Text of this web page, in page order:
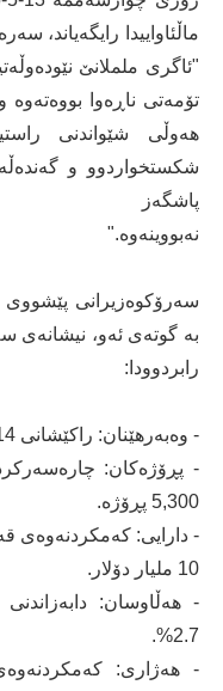
ماڵئاواییدا
"ئاگری ململانێ
تۆمەتی ناڕەوا
هەوڵی شێواندنی
شکستخواردوو و
پاشگەز
نەبووینەوە."
سەرۆکوەزیرانی پێشووی
بە گوتەی ئەو، نیشانەی
رابردوودا:
- وەبەرهێنان: راکێشانی 114 ملیار دۆلار بۆ نێو وڵات.
5,300 پڕۆژە.
10 ملیار دۆلار.
2.7%.